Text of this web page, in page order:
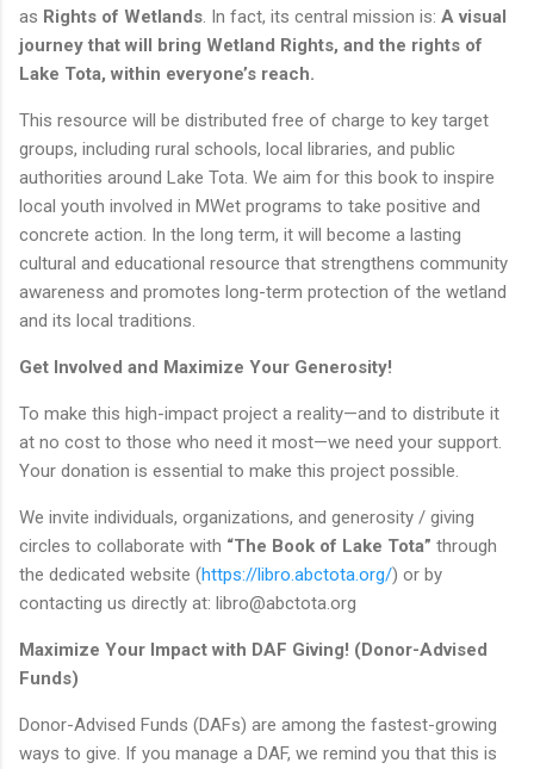
as Rights of Wetlands. In fact, its central mission is: A visual
journey that will bring Wetland Rights, and the rights of
Lake Tota, within everyone’s reach.
This resource will be distributed free of charge to key target
groups, including rural schools, local libraries, and public
authorities around Lake Tota. We aim for this book to inspire
local youth involved in MWet programs to take positive and
concrete action. In the long term, it will become a lasting
cultural and educational resource that strengthens community
awareness and promotes long-term protection of the wetland
and its local traditions.
Get Involved and Maximize Your Generosity!
To make this high-impact project a reality—and to distribute it
at no cost to those who need it most—we need your support.
Your donation is essential to make this project possible.
We invite individuals, organizations, and generosity / giving
circles to collaborate with “The Book of Lake Tota” through
the dedicated website (https://libro.abctota.org/) or by
contacting us directly at: libro@abctota.org
Maximize Your Impact with DAF Giving! (Donor-Advised
Funds)
Donor-Advised Funds (DAFs) are among the fastest-growing
ways to give. If you manage a DAF, we remind you that this is